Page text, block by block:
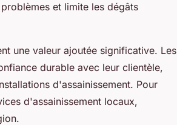
et limite les dégâts
une valeur ajoutée significative. Les
durable avec leur clientèle,
d'assainissement. Pour
d'assainissement locaux,